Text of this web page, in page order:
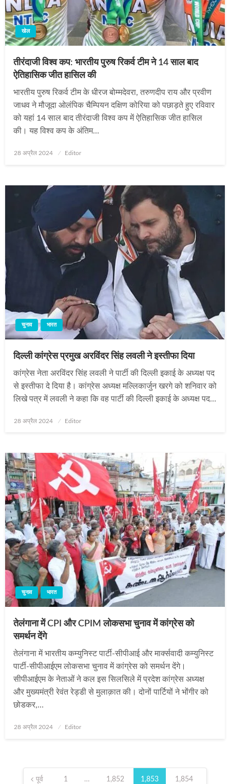
खेल
तीरंदाजी विश्व कप: भारतीय पुरुष रिकर्व टीम ने 14 साल बाद
ऐतिहासिक जीत हासिल की
भारतीय पुरुष रिकर्व टीम के धीरज बोम्मदेवरा, तरुणदीप राय और प्रवीण
जाधव ने मौजूदा ओलंपिक चैम्पियन दक्षिण कोरिया को पछाड़ते हुए रविवार
को यहां 14 साल बाद तीरंदाजी विश्व कप में ऐतिहासिक जीत हासिल
की। यह विश्व कप के अंतिम…
Posted
28 अप्रैल 2024 Editor
चुनाव भारत
दिल्ली कांग्रेस प्रमुख अरविंदर सिंह लवली ने इस्तीफा दिया
कांग्रेस नेता अरविंदर सिंह लवली ने पार्टी की दिल्ली इकाई के अध्यक्ष पद
से इस्तीफा दे दिया है। कांग्रेस अध्यक्ष मल्लिकार्जुन खरगे को शनिवार को
लिखे पत्र में लवली ने कहा कि वह पार्टी की दिल्ली इकाई के अध्यक्ष पद…
Posted
28 अप्रैल 2024 Editor
चुनाव भारत
तेलंगाना में CPI और CPIM लोकसभा चुनाव में कांग्रेस को
समर्थन देंगे
तेलंगाना में भारतीय कम्‍युनिस्‍ट पार्टी-सीपीआई और मार्क्सवादी कम्‍युनिस्‍ट
पार्टी-सीपीआईएम लोकसभा चुनाव में कांग्रेस को समर्थन देंगे।
सीपीआईएम के नेताओं ने कल इस सिलसिले में प्रदेश कांग्रेस अध्यक्ष
और मुख्यमंत्री रेवंत रेड्डी से मुलाक़ात की। दोनों पार्टियों ने भोंगीर को
छोडकर,…
Posted
28 अप्रैल 2024 Editor
Posts
pagination
पूर्व 1 … 1,852 1,853 1,854